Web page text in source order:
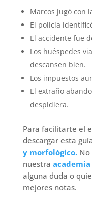
Marcos jugó con
El policía
El accidente fue
Los huéspedes
descansen bien.
Los impuestos
El extraño
despidiera.
Para facilitarte el
descargar esta
y morfológico. No
nuestra academia
alguna duda o
mejores notas.